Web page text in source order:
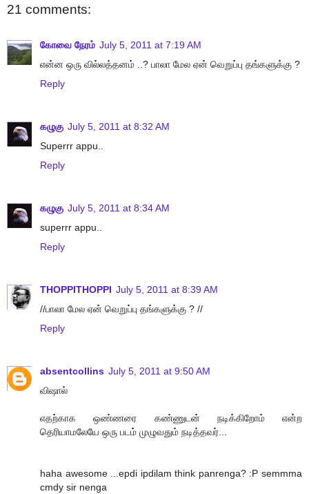
21 comments:
கோவை நேரம் July 5, 2011 at 7:19 AM
என்ன ஒரு வில்லத்தனம் ..? பாலா மேல ஏன் வெறுப்பு தங்களுக்கு ?
Reply
கழுகு July 5, 2011 at 8:32 AM
Superrr appu..
Reply
கழுகு July 5, 2011 at 8:34 AM
superrr appu..
Reply
THOPPITHOPPI July 5, 2011 at 8:39 AM
//பாலா மேல ஏன் வெறுப்பு தங்களுக்கு ? //
Reply
absentcollins July 5, 2011 at 9:50 AM
விஷால்
எதற்காக ஒண்ணரை கண்ணுடன் நடிக்கிறோம் என்ற
தெரியாமலேயே ஒரு படம் முழுவதும் நடித்தவர்...
haha awesome ...epdi ipdilam think panrenga? :P semmma
cmdy sir nenga